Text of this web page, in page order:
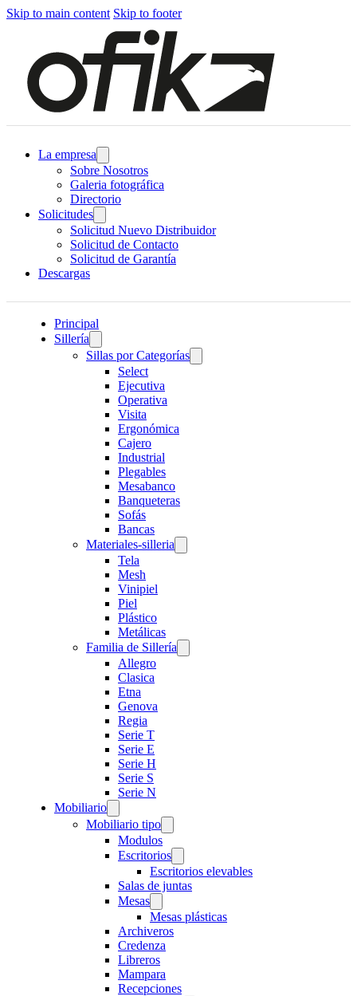
Skip to main content Skip to footer
La empresa
Sobre Nosotros
Galeria fotográfica
Directorio
Solicitudes
Solicitud Nuevo Distribuidor
Solicitud de Contacto
Solicitud de Garantía
Descargas
Principal
Sillería
Sillas por Categorías
Select
Ejecutiva
Operativa
Visita
Ergonómica
Cajero
Industrial
Plegables
Mesabanco
Banqueteras
Sofás
Bancas
Materiales-silleria
Tela
Mesh
Vinipiel
Piel
Plástico
Metálicas
Familia de Sillería
Allegro
Clasica
Etna
Genova
Regia
Serie T
Serie E
Serie H
Serie S
Serie N
Mobiliario
Mobiliario tipo
Modulos
Escritorios
Escritorios elevables
Salas de juntas
Mesas
Mesas plásticas
Archiveros
Credenza
Libreros
Mampara
Recepciones